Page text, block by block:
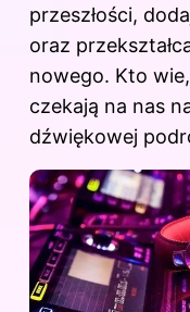
przeszłości,
oraz
nowego. Kto
czekają na nas
dźwiękowej